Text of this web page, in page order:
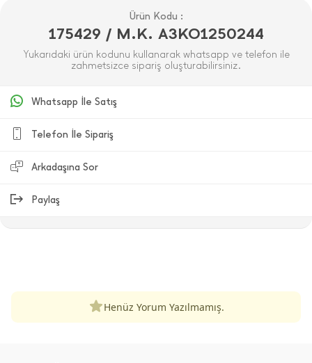
Ürün Kodu :
175429 / M.K. A3KO1250244
Yukarıdaki ürün kodunu kullanarak whatsapp ve telefon ile
zahmetsizce sipariş oluşturabilirsiniz.
Whatsapp İle Satış
Telefon İle Sipariş
Arkadaşına Sor
Paylaş
Henüz Yorum Yazılmamış.